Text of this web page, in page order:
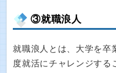
③就職浪人
就職浪人とは、大学を卒
度就活にチャレンジする